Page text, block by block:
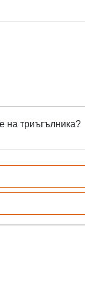
на триъгълника?